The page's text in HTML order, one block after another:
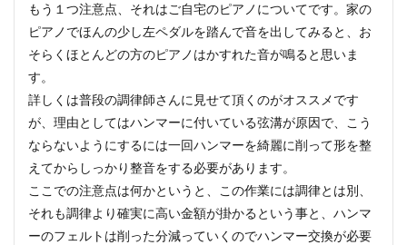
もう１つ注意点、それはご自宅のピアノについてです。家の
ピアノでほんの少し左ペダルを踏んで音を出してみると、お
そらくほとんどの方のピアノはかすれた音が鳴ると思いま
す。
詳しくは普段の調律師さんに見せて頂くのがオススメです
が、理由としてはハンマーに付いている弦溝が原因で、こう
ならないようにするには一回ハンマーを綺麗に削って形を整
えてからしっかり整音をする必要があります。
ここでの注意点は何かというと、この作業には調律とは別、
それも調律より確実に高い金額が掛かるという事と、ハンマ
ーのフェルトは削った分減っていくのでハンマー交換が必要